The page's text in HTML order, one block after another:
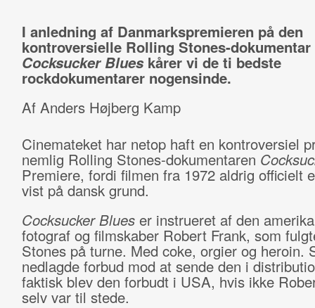
I anledning af Danmarkspremieren på den
kontroversielle Rolling Stones-dokumentar
Cocksucker Blueskårer vi de ti bedste
rockdokumentarer nogensinde.
Af Anders Højberg Kamp
Cinemateket har netop haft en kontroversiel
nemlig Rolling Stones-dokumentaren
Premiere, fordi filmen fra 1972 aldrig officielt
vist på dansk grund.
Cocksucker Blueser instrueret af den
fotograf og filmskaber Robert Frank, som
Stones på turne. Med coke, orgier og heroin.
nedlagde forbud mod at sende den i
faktisk blev den forbudt i USA, hvis ikke
selv var til stede.